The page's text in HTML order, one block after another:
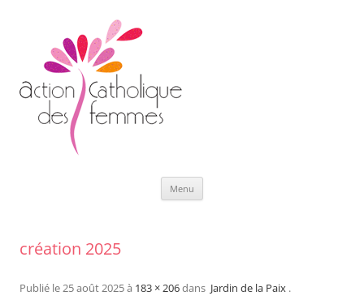
Menu
création 2025
Publié le25 août 2025à 183 × 206dans Jardin de la Paix .